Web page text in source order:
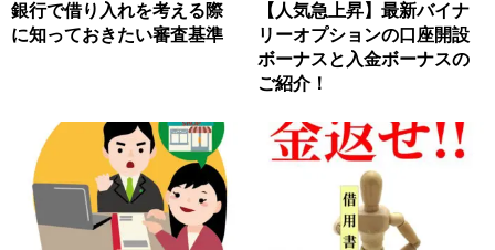
銀行で借り入れを考える際
に知っておきたい審査基準
【人気急上昇】最新バイナ
リーオプションの口座開設
ボーナスと入金ボーナスの
ご紹介！